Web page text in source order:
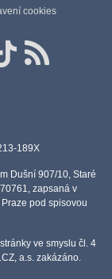
cookies
189X
Dušní 907/10, Staré
zapsaná v
pod spisovou
ve smyslu čl. 4
a.s. zakázáno.